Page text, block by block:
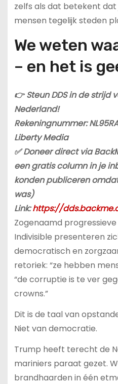
zelfs als dat betekent
mensen tegelijk steden
We weten
– en het is
👉 Steun DDS in de strijd
Nederland!
Rekeningnummer:
Liberty Media
✅ Doneer direct via
een gratis column in je
konden publiceren
was)
Link:https://
Zogenaamd
Indivisible presenteren
democratisch en
retoriek: “ze hebben
“de corruptie is te ver
crowns.”
Dit is de taal van
Niet van democratie.
Trump heeft terecht de
mariniers paraat gezet.
brandhaarden in één